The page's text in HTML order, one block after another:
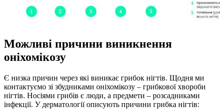
Можливі причини виникнення
оніхомікозу
Є низка причин через які виникає грибок нігтів. Щодня ми
контактуємо зі збудниками оніхомікозу – грибкової хвороби
нігтів. Носіями грибів є люди, а предмети – розсадниками
інфекції. У дерматології описують причини грибка нігтів: